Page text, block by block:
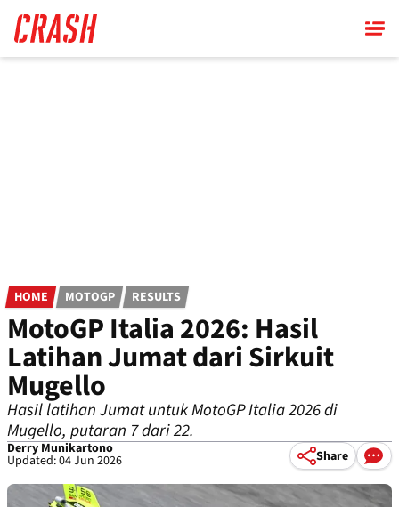
main
content
HOME MOTOGP RESULTS
MotoGP Italia 2026: Hasil
Latihan Jumat dari Sirkuit
Mugello
Hasil latihan Jumat untuk MotoGP Italia 2026 di
Mugello, putaran 7 dari 22.
Derry Munikartono
Updated: 04 Jun 2026 Share